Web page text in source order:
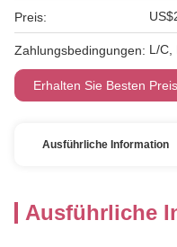
Preis:
Zahlungsbedingungen: L/C,
Erhalten Sie Besten Preis
Ausführliche Information
Ausführliche